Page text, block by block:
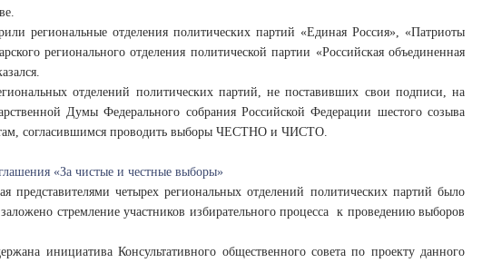
региональные отделения политических партий «Единая Россия», «Патриоты
регионального отделения политической партии «Российская объединенная
отделений политических партий, не поставивших свои подписи, на
Думы Федерального собрания Российской Федерации шестого созыва
согласившимся проводить выборы ЧЕСТНО и ЧИСТО.
«За чистые и честные выборы»
представителями четырех региональных отделений политических партий было
стремление участников избирательного процесса к проведению выборов
инициатива Консультативного общественного совета по проекту данного